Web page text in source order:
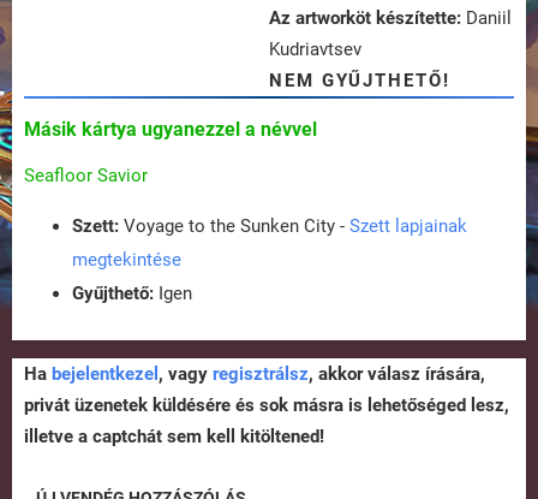
Az artworköt készítette: Daniil
Kudriavtsev
NEM GYŰJTHETŐ!
Másik kártya ugyanezzel a névvel
Seafloor Savior
Szett: Voyage to the Sunken City - Szett lapjainak
megtekintése
Gyűjthető: Igen
Ha bejelentkezel , vagy regisztrálsz, akkor válasz írására,
privát üzenetek küldésére és sok másra is lehetőséged lesz,
illetve a captchát sem kell kitöltened!